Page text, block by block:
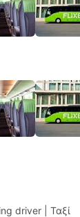
driver Ταξί